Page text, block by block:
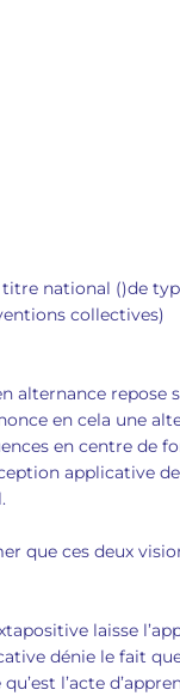
national ()de
collectives)
alternance
en cela une
en centre de
applicative
que ces deux
laisse
dénie le fait
l’acte